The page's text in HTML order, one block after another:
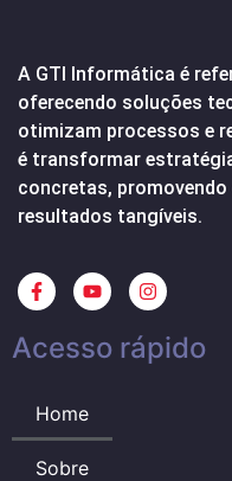
A GTI Informática é
oferecendo soluções
otimizam processos e
é transformar
concretas,
resultados tangíveis.
Acesso rápido
Home
Sobre